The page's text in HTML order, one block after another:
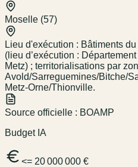
Moselle (57)
Lieu d'exécution : Bâtiments
(lieu d’exécution :
Metz) ; territorialisations par
Avold/Sarreguemines/Bitche/
Metz-Orne/Thionville.
Source officielle : BOAMP
Budget IA
<= 20 000 000 €